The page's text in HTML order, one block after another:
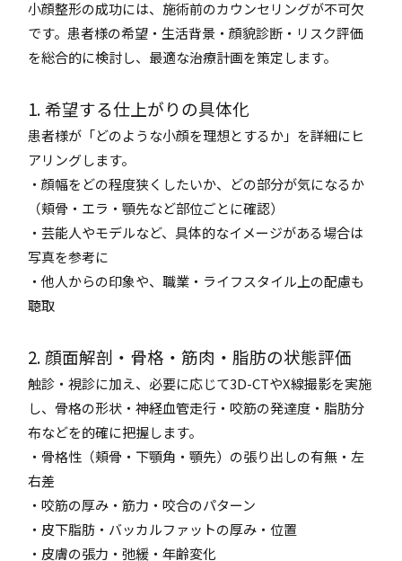
小顔整形の成功には、施術前のカウンセリングが不可欠
です。患者様の希望・生活背景・顔貌診断・リスク評価
を総合的に検討し、最適な治療計画を策定します。
1. 希望する仕上がりの具体化
患者様が「どのような小顔を理想とするか」を詳細にヒ
アリングします。
・顔幅をどの程度狭くしたいか、どの部分が気になるか
（頬骨・エラ・顎先など部位ごとに確認）
・芸能人やモデルなど、具体的なイメージがある場合は
写真を参考に
・他人からの印象や、職業・ライフスタイル上の配慮も
聴取
2. 顔面解剖・骨格・筋肉・脂肪の状態評価
触診・視診に加え、必要に応じて3D-CTやX線撮影を実施
し、骨格の形状・神経血管走行・咬筋の発達度・脂肪分
布などを的確に把握します。
・骨格性（頬骨・下顎角・顎先）の張り出しの有無・左
右差
・咬筋の厚み・筋力・咬合のパターン
・皮下脂肪・バッカルファットの厚み・位置
・皮膚の張力・弛緩・年齢変化